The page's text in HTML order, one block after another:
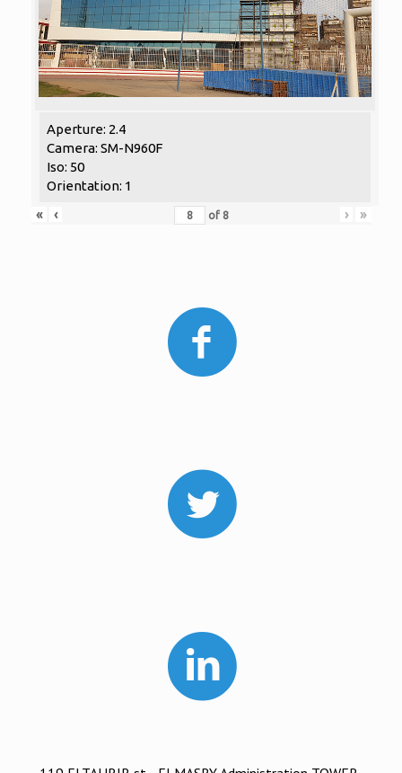
Aperture: 2.4
Camera: SM-N960F
Iso: 50
Orientation: 1
«
‹ of 8 › »